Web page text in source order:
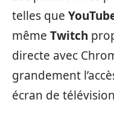
telles que
même Twitch
directe avec
grandement
écran de